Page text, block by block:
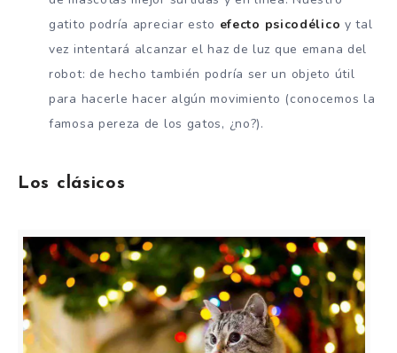
gatito podría apreciar esto efecto psicodélico y tal
vez intentará alcanzar el haz de luz que emana del
robot: de hecho también podría ser un objeto útil
para hacerle hacer algún movimiento (conocemos la
famosa pereza de los gatos, ¿no?).
Los clásicos